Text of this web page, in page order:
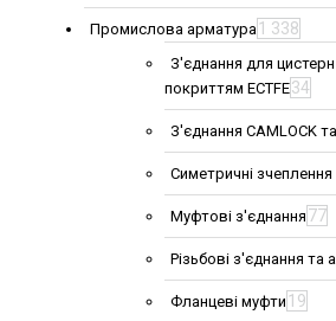
Промислова арматура 1 338
З'єднання для
покриттям ECTFE34
З'єднання CAMLOCK
Симетричні зчеплення
Муфтові з'єднання 77
Різьбові з'єднання та
Фланцеві муфти 19